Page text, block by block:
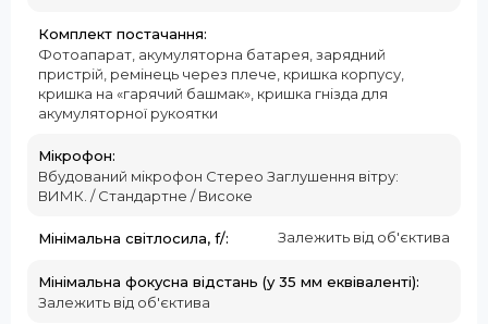
Комплект постачання:
Фотоапарат, акумуляторна батарея, зарядний
пристрій, ремінець через плече, кришка корпусу,
кришка на «гарячий башмак», кришка гнізда для
акумуляторної рукоятки
Мікрофон:
Вбудований мікрофон Стерео Заглушення вітру:
ВИМК. / Стандартне / Високе
Мінімальна світлосила, f/: Залежить від об'єктива
Мінімальна фокусна відстань (у 35 мм еквіваленті):
Залежить від об'єктива